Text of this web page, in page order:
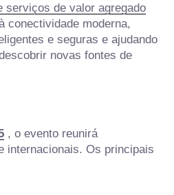
serviços de valor agregado
conectividade moderna,
e seguras e ajudando
novas fontes de
, o evento reunirá
internacionais. Os principais